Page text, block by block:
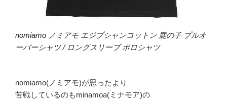
nomiamo ノミアモ エジプシャンコットン 鹿の子 プルオ
ーバーシャツ / ロングスリーブ ポロシャツ
nomiamo(ノミアモ)が思ったより
苦戦しているのもminamoa(ミナモア)の